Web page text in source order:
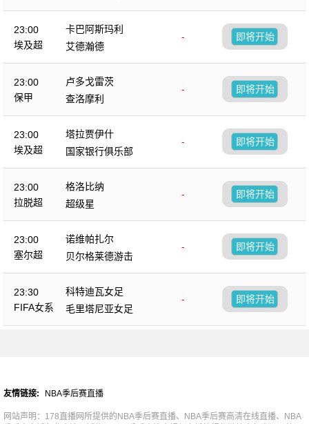
23:00
埃及超
卡巴阿斯玛利
-
艾德瀚德
即将开始
23:00
保甲
卢多戈雷茨
-
查洛摩利
即将开始
23:00
埃及超
塔拉贾伊什
-
国家银行俱乐部
即将开始
23:00
拉脱超
格洛比纳
-
超级星
即将开始
23:00
塞尔超
诺维帕扎尔
-
贝尔格莱德游击
即将开始
23:30
FIFA女系
列赛
科特迪瓦女足
-
毛里塔尼亚女足
即将开始
友情链接: NBA季后赛直播
网站声明：178直播网所提供的NBA季后赛直播、NBA季后赛高清在线直播、NBA